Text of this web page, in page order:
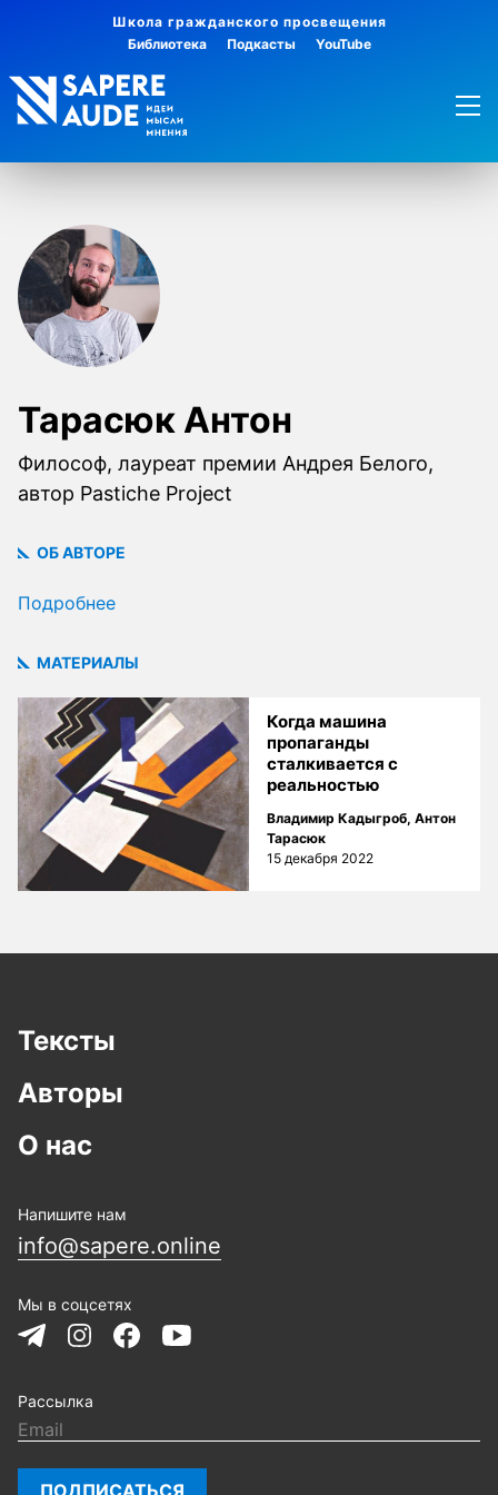
Школа гражданского просвещения
Библиотека
Подкасты YouTube
Тарасюк Антон
Философ, лауреат премии Андрея Белого,
автор Pastiche Project
ОБ АВТОРЕ
Подробнее
МАТЕРИАЛЫ
Когда машина
пропаганды
сталкивается с
реальностью
Владимир Кадыгроб, Антон
Тарасюк
15 декабря 2022
Тексты
Авторы
О нас
Напишите нам
info@sapere.online
Мы в соцсетях
Рассылка
ПОДПИСАТЬСЯ